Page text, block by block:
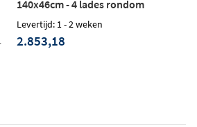
140x46cm - 4 lades rondom
Levertijd: 1 - 2 weken
2.853,18